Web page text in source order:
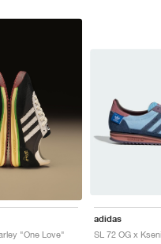
"One Love"
adidas